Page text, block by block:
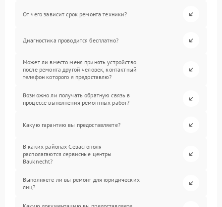
От чего зависит срок ремонта техники?
Диагностика проводится бесплатно?
Может ли вместо меня принять устройство
после ремонта другой человек, контактный
телефон которого я предоставлю?
Возможно ли получать обратную связь в
процессе выполнения ремонтных работ?
Какую гарантию вы предоставляете?
В каких районах Севастополя
располагаются сервисные центры
Bauknecht?
Выполняете ли вы ремонт для юридических
лиц?